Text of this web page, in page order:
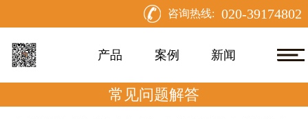
咨询热线: 020-39174802
产品 案例 新闻
常见问题解答